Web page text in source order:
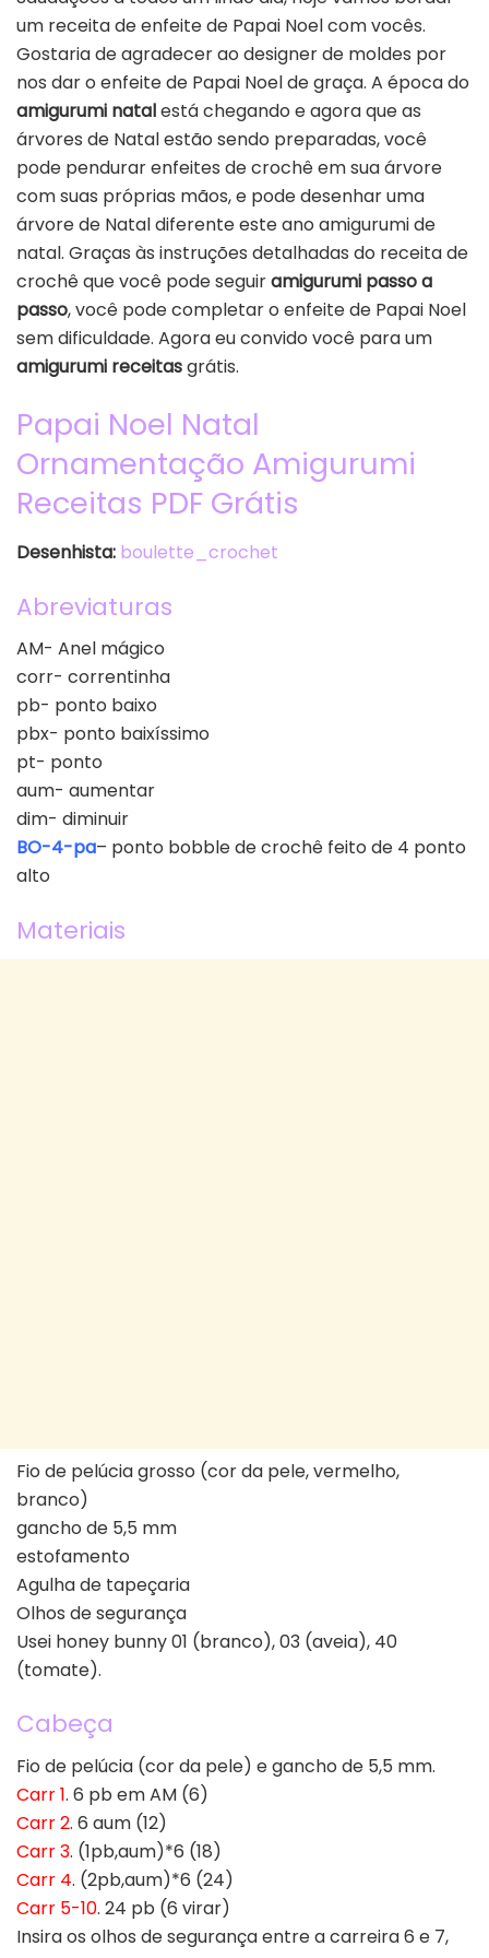
um receita de enfeite de Papai Noel com vocês.
Gostaria de agradecer ao designer de moldes por
nos dar o enfeite de Papai Noel de graça. A época do
amigurumi natalestá chegando e agora que as
árvores de Natal estão sendo preparadas, você
pode pendurar enfeites de crochê em sua árvore
com suas próprias mãos, e pode desenhar uma
árvore de Natal diferente este ano amigurumi de
natal. Graças às instruções detalhadas do receita de
crochê que você pode seguiramigurumi passo a
passo, você pode completar o enfeite de Papai Noel
sem dificuldade. Agora eu convido você para um
amigurumi receitasgrátis.
Papai Noel Natal
Ornamentação Amigurumi
Receitas PDF Grátis
Desenhista: boulette_crochet
Abreviaturas
AM- Anel mágico
corr- correntinha
pb- ponto baixo
pbx- ponto baixíssimo
pt- ponto
aum- aumentar
dim- diminuir
BO-4-pa– ponto bobble de crochê feito de 4 ponto
alto
Materiais
Fio de pelúcia grosso (cor da pele, vermelho,
branco)
gancho de 5,5 mm
estofamento
Agulha de tapeçaria
Olhos de segurança
Usei honey bunny 01 (branco), 03 (aveia), 40
(tomate).
Cabeça
Fio de pelúcia (cor da pele) e gancho de 5,5 mm.
Carr 1. 6 pb em AM (6)
Carr 2. 6 aum (12)
Carr 3. (1pb,aum)*6 (18)
Carr 4. (2pb,aum)*6 (24)
Carr 5-10. 24 pb (6 virar)
Insira os olhos de segurança entre a carreira 6 e 7,